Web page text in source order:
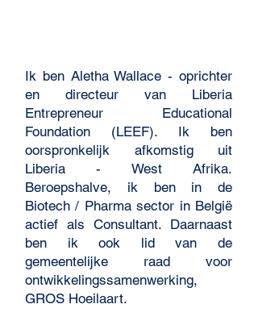
Ik ben Aletha Wallace - oprichter
en directeur van Liberia
Entrepreneur Educational
Foundation (LEEF). Ik ben
oorspronkelijk afkomstig uit
Liberia - West Afrika.
Beroepshalve, ik ben in de
Biotech / Pharma sector in België
actief als Consultant. Daarnaast
ben ik ook lid van de
gemeentelijke raad voor
ontwikkelingssamenwerking,
GROS Hoeilaart.